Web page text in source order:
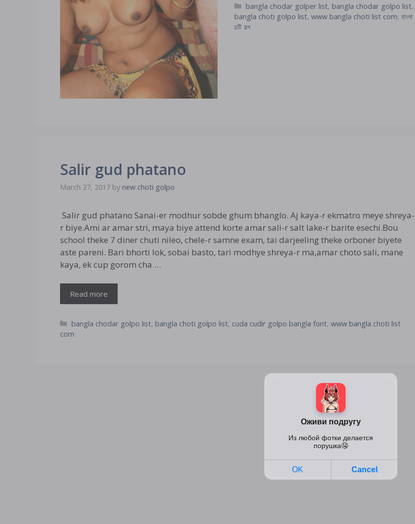
Categories
bangla chodar golper list, bangla chodar golpo list,
bangla choti golpo list, www bangla choti list com, বাংলা
চটি গল্প
Salir gud phatano
March 27, 2017 by new choti golpo
Salir gud phatano Sanai-er modhur sobde ghum bhanglo. Aj kaya-r ekmatro meye shreya-
r biye.Ami ar amar stri, maya biye attend korte amar sali-r salt lake-r barite esechi.Bou
school theke 7 diner chuti nileo, chele-r samne exam, tai darjeeling theke orboner biyete
aste pareni. Bari bhorti lok, sobai basto, tari modhye shreya-r ma,amar choto sali, mane
kaya, ek cup gorom cha …
Read more
Categories
bangla chodar golpo list, bangla choti golpo list, cuda cudir golpo bangla font,www bangla choti list
com